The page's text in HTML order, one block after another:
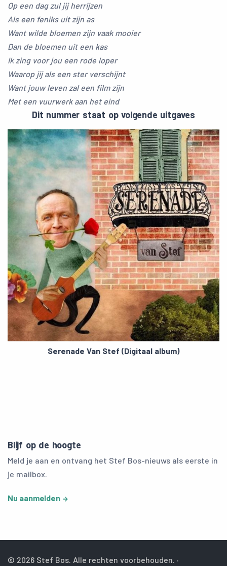
Op een dag zul jij herrijzen
Als een feniks uit zijn as
Want wilde bloemen zijn vaak mooier
Dan de bloemen uit een kas
Ik zing voor jou een rode loper
Waarop jij als een ster verschijnt
Want jouw leven zal een film zijn
Met een vuurwerk aan het eind
Dit nummer staat op volgende uitgaves
Serenade Van Stef (Digitaal album)
Blijf op de hoogte
Meld je aan en ontvang het Stef Bos-nieuws als eerste in
je mailbox.
Nu aanmelden
© 2026 Stef Bos. Alle rechten voorbehouden. ·